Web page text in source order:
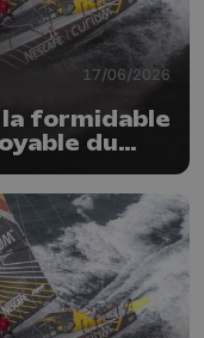
17/06/2026
formidable
du